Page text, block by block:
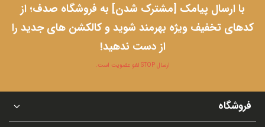
با ارسال پیامک [مشترک شدن] به فروشگاه صدف؛ از
کدهای تخفیف ویژه بهرمند شوید و کالکشن های جدید را
از دست ندهید!
ارسال STOP لغو عضویت است.
فروشگاه